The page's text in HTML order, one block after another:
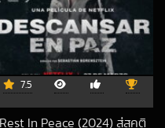
7.5
Rest In Peace (2024) สู่สุคติ